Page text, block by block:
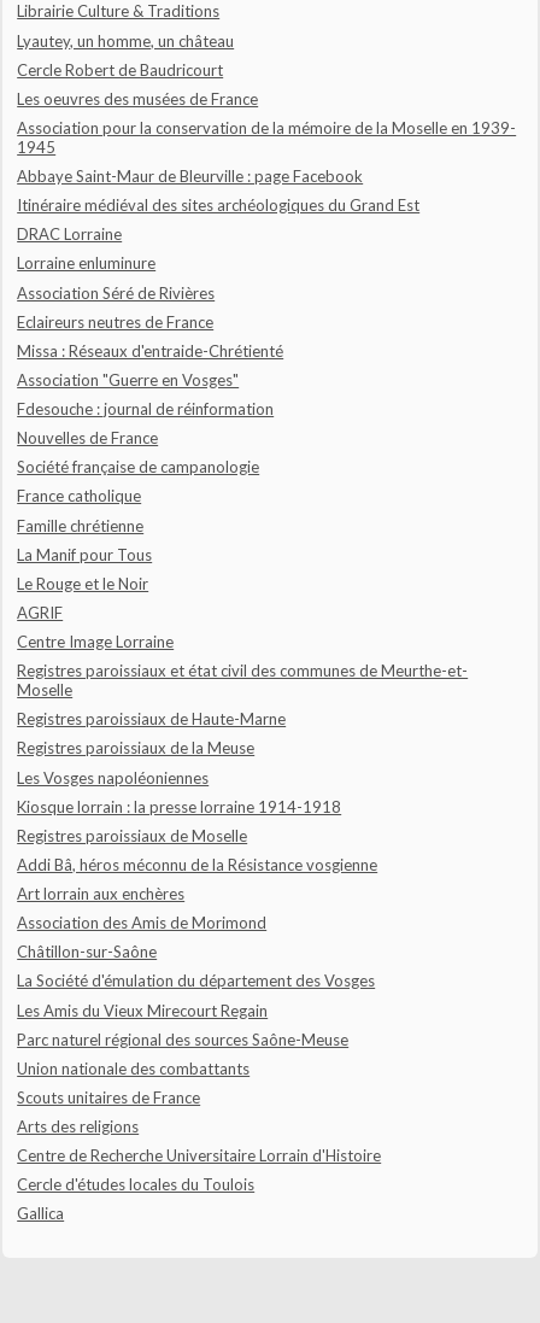
Librairie Culture & Traditions
Lyautey, un homme, un château
Cercle Robert de Baudricourt
Les oeuvres des musées de France
Association pour la conservation de la mémoire de la Moselle en 1939-
1945
Abbaye Saint-Maur de Bleurville : page Facebook
Itinéraire médiéval des sites archéologiques du Grand Est
DRAC Lorraine
Lorraine enluminure
Association Séré de Rivières
Eclaireurs neutres de France
Missa : Réseaux d'entraide-Chrétienté
Association "Guerre en Vosges"
Fdesouche : journal de réinformation
Nouvelles de France
Société française de campanologie
France catholique
Famille chrétienne
La Manif pour Tous
Le Rouge et le Noir
AGRIF
Centre Image Lorraine
Registres paroissiaux et état civil des communes de Meurthe-et-
Moselle
Registres paroissiaux de Haute-Marne
Registres paroissiaux de la Meuse
Les Vosges napoléoniennes
Kiosque lorrain : la presse lorraine 1914-1918
Registres paroissiaux de Moselle
Addi Bâ, héros méconnu de la Résistance vosgienne
Art lorrain aux enchères
Association des Amis de Morimond
Châtillon-sur-Saône
La Société d'émulation du département des Vosges
Les Amis du Vieux Mirecourt Regain
Parc naturel régional des sources Saône-Meuse
Union nationale des combattants
Scouts unitaires de France
Arts des religions
Centre de Recherche Universitaire Lorrain d'Histoire
Cercle d'études locales du Toulois
Gallica